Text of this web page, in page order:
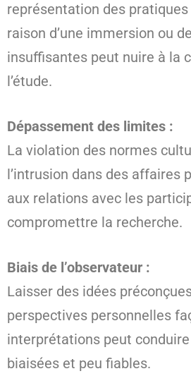
représentation des
raison d’une immersion ou
insuffisantes peut nuire à la
l’étude.
Dépassement des limites :
La violation des normes
l’intrusion dans des affaires
aux relations avec les
compromettre la recherche.
Biais de l’observateur :
Laisser des idées
perspectives personnelles
interprétations peut
biaisées et peu fiables.